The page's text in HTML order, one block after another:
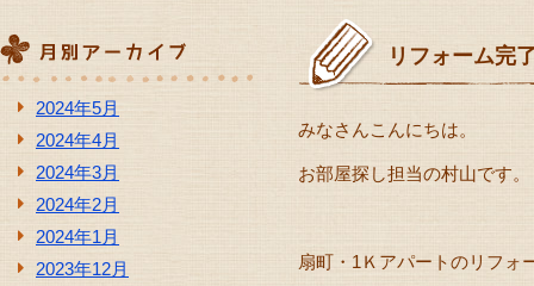
2024年5月
2024年4月
2024年3月
2024年2月
2024年1月
2023年12月
リフォーム完
みなさんこんにちは。
お部屋探し担当の村山です。
扇町・1Ｋアパートのリフォ